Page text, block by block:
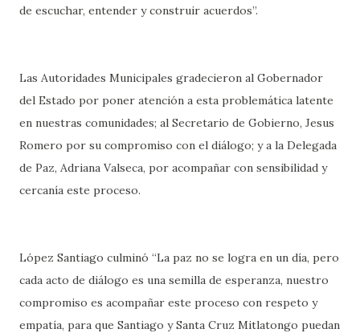
de escuchar, entender y construir acuerdos”.
Las Autoridades Municipales gradecieron al Gobernador
del Estado por poner atención a esta problemática latente
en nuestras comunidades; al Secretario de Gobierno, Jesus
Romero por su compromiso con el diálogo; y a la Delegada
de Paz, Adriana Valseca, por acompañar con sensibilidad y
cercanía este proceso.
López Santiago culminó “La paz no se logra en un día, pero
cada acto de diálogo es una semilla de esperanza, nuestro
compromiso es acompañar este proceso con respeto y
empatía, para que Santiago y Santa Cruz Mitlatongo puedan